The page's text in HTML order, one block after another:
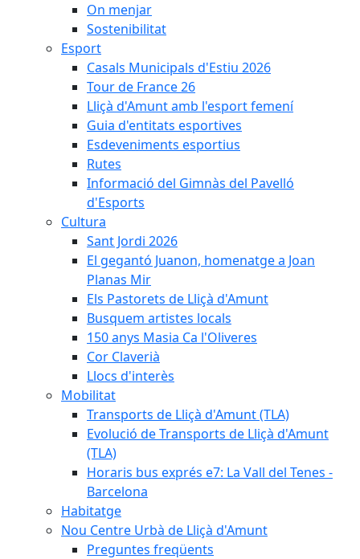
On menjar
Sostenibilitat
Esport
Casals Municipals d'Estiu 2026
Tour de France 26
Lliçà d'Amunt amb l'esport femení
Guia d'entitats esportives
Esdeveniments esportius
Rutes
Informació del Gimnàs del Pavelló
d'Esports
Cultura
Sant Jordi 2026
El gegantó Juanon, homenatge a Joan
Planas Mir
Els Pastorets de Lliçà d'Amunt
Busquem artistes locals
150 anys Masia Ca l'Oliveres
Cor Claverià
Llocs d'interès
Mobilitat
Transports de Lliçà d'Amunt (TLA)
Evolució de Transports de Lliçà d'Amunt
(TLA)
Horaris bus exprés e7: La Vall del Tenes -
Barcelona
Habitatge
Nou Centre Urbà de Lliçà d'Amunt
Preguntes freqüents